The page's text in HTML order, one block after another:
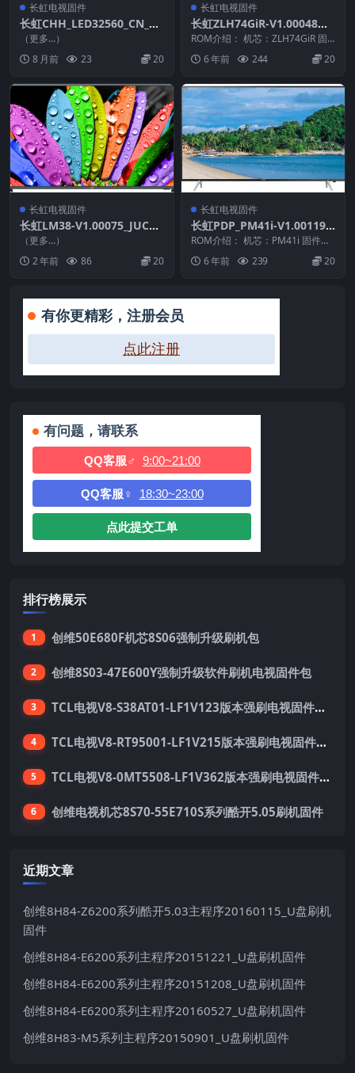
长虹电视固件
长虹CHH_LED32560_CN_RT
D2648_PCB5635-C_TPT315
B5_TAT01_DLED_V2.30_201
21210_U盘刷机固件
（更多…）
8 月前
23 20
长虹电视固件
长虹ZLH74GiR-V1.00048整
机原厂刷机固件下载
ROM介绍： 机芯：ZLH74GiR 固
件版本：V1.00048 适用机型：请
以...6 年前 244 20
长虹电视固件
长虹LM38-V1.00075_JUC7.
820.00064487_LM38IS-B U
盘固件刷机
（更多…）
2 年前
86 20
长虹电视固件
长虹PDP_PM41i-V1.00119
整机原厂刷机固件下载
ROM介绍： 机芯：PM41i 固件版
本：V1.00119 适用机型：请以机
芯为...6 年前 239 20
有你更精彩，注册会员
点此注册
有问题，请联系
QQ客服♂ 9:00~21:00
QQ客服♀ 18:30~23:00
点此提交工单
排行榜展示
1 创维50E680F机芯8S06强制升级刷机包
2 创维8S03-47E600Y强制升级软件刷机电视固件包
3 TCL电视V8-S38AT01-LF1V123版本强刷电视固件包下载
4 TCL电视V8-RT95001-LF1V215版本强刷电视固件包下载
5 TCL电视V8-0MT5508-LF1V362版本强刷电视固件包下载
6 创维电视机芯8S70-55E710S系列酷开5.05刷机固件
近期文章
创维8H84-Z6200系列酷开5.03主程序20160115_U盘刷机
固件
创维8H84-E6200系列主程序20151221_U盘刷机固件
创维8H84-E6200系列主程序20151208_U盘刷机固件
创维8H84-E6200系列主程序20160527_U盘刷机固件
创维8H83-M5系列主程序20150901_U盘刷机固件